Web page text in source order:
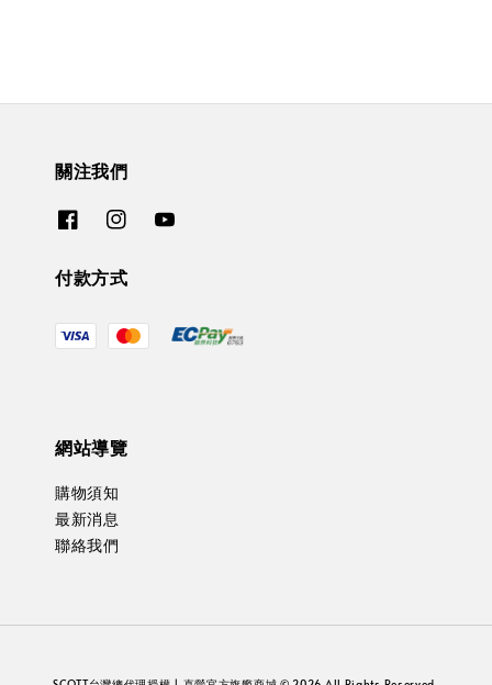
關注我們
付款方式
網站導覽
購物須知
最新消息
聯絡我們